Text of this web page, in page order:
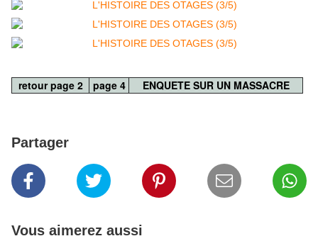
retour page 2 page 4 ENQUETE SUR UN MASSACRE
Partager
Vous aimerez aussi